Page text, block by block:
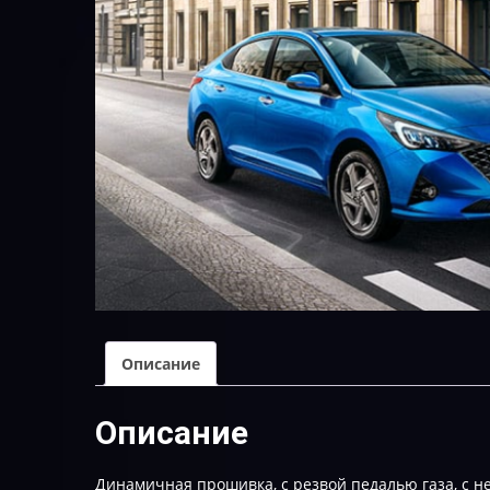
Описание
Описание
Динамичная прошивка, с резвой педалью газа, с